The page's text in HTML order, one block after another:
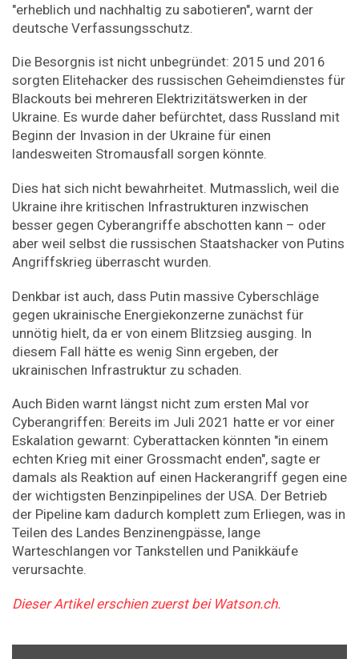
"erheblich und nachhaltig zu sabotieren", warnt der
deutsche Verfassungsschutz.
Die Besorgnis ist nicht unbegründet: 2015 und 2016
sorgten Elitehacker des russischen Geheimdienstes für
Blackouts bei mehreren Elektrizitätswerken in der
Ukraine. Es wurde daher befürchtet, dass Russland mit
Beginn der Invasion in der Ukraine für einen
landesweiten Stromausfall sorgen könnte.
Dies hat sich nicht bewahrheitet. Mutmasslich, weil die
Ukraine ihre kritischen Infrastrukturen inzwischen
besser gegen Cyberangriffe abschotten kann – oder
aber weil selbst die russischen Staatshacker von Putins
Angriffskrieg überrascht wurden.
Denkbar ist auch, dass Putin massive Cyberschläge
gegen ukrainische Energiekonzerne zunächst für
unnötig hielt, da er von einem Blitzsieg ausging. In
diesem Fall hätte es wenig Sinn ergeben, der
ukrainischen Infrastruktur zu schaden.
Auch Biden warnt längst nicht zum ersten Mal vor
Cyberangriffen: Bereits im Juli 2021 hatte er vor einer
Eskalation gewarnt: Cyberattacken könnten "in einem
echten Krieg mit einer Grossmacht enden", sagte er
damals als Reaktion auf einen Hackerangriff gegen eine
der wichtigsten Benzinpipelines der USA. Der Betrieb
der Pipeline kam dadurch komplett zum Erliegen, was in
Teilen des Landes Benzinengpässe, lange
Warteschlangen vor Tankstellen und Panikkäufe
verursachte.
Dieser Artikel erschien zuerst bei Watson.ch.